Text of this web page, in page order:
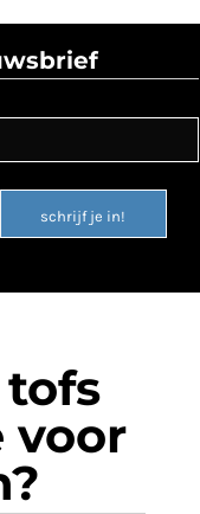
schrijf je in!
voor